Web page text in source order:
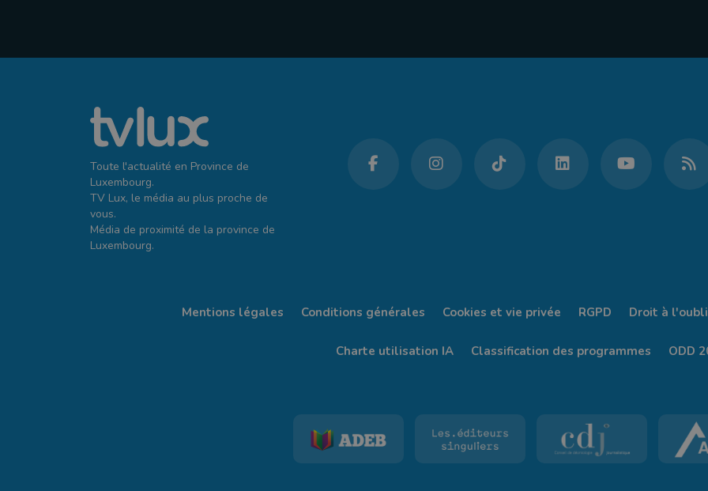
Toute l'actualité en Province de
Luxembourg.
TV Lux, le média au plus proche de
vous.
Média de proximité de la province de
Luxembourg.
Mentions légales Conditions générales Cookies et vie privée RGPD Droit à l'oubli
Charte utilisation IA Classification des programmes ODD